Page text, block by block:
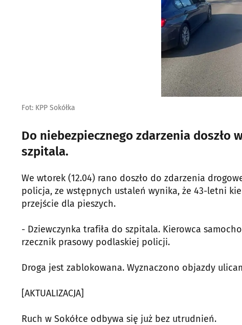
Fot: KPP Sokółka
Do niebezpiecznego zdarzenia doszło
szpitala.
We wtorek (12.04) rano doszło do zdarzenia
policja, ze wstępnych ustaleń wynika, że 43-letni
przejście dla pieszych.
- Dziewczynka trafiła do szpitala. Kierowca
rzecznik prasowy podlaskiej policji.
Droga jest zablokowana. Wyznaczono objazdy
[AKTUALIZACJA]
Ruch w Sokółce odbywa się już bez utrudnień.